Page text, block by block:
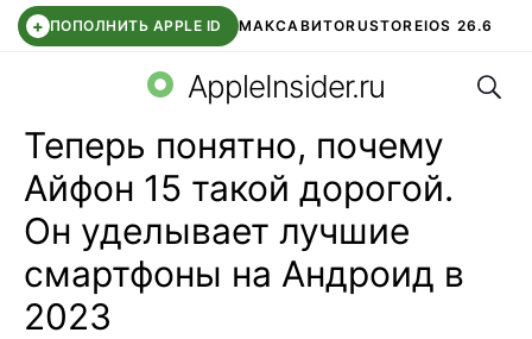
+ ПОПОЛНИТЬ APPLE ID МАКСАВИТОRUSTOREIOS 26.6
СБЕР КИДС ВТБ ОНЛАЙН ЧАТ В ROBLOX
AppleInsider.ru
Теперь понятно, почему
Айфон 15 такой дорогой.
Он уделывает лучшие
смартфоны на Андроид в
2023